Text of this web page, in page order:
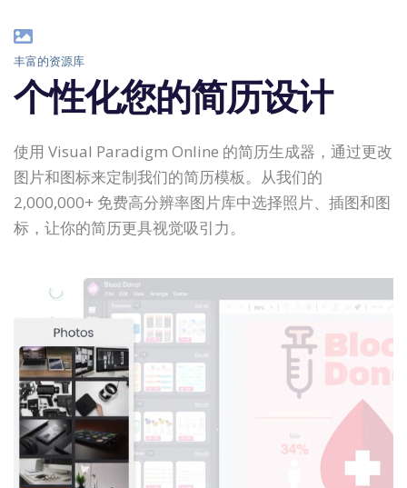
丰富的资源库
个性化您的简历设计
使用 Visual Paradigm Online 的简历生成器，通过更改
图片和图标来定制我们的简历模板。从我们的
2,000,000+ 免费高分辨率图片库中选择照片、插图和图
标，让你的简历更具视觉吸引力。